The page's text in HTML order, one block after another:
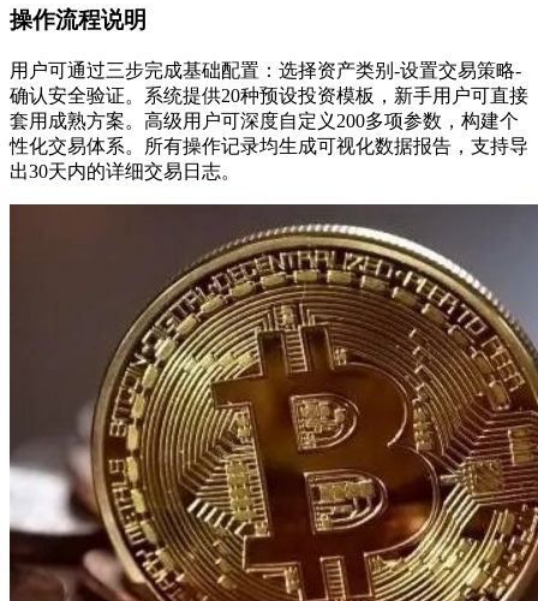
操作流程说明
用户可通过三步完成基础配置：选择资产类别-设置交易策略-
确认安全验证。系统提供20种预设投资模板，新手用户可直接
套用成熟方案。高级用户可深度自定义200多项参数，构建个
性化交易体系。所有操作记录均生成可视化数据报告，支持导
出30天内的详细交易日志。